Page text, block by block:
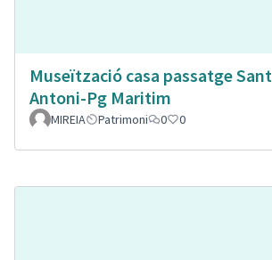
Museïtzació casa passatge Sant
Antoni-Pg Maritim
MIREIA Patrimoni 0 0